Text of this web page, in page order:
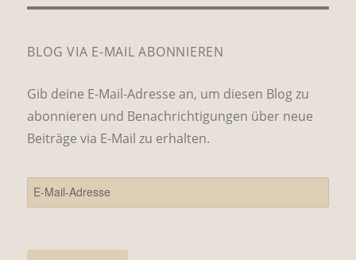
BLOG VIA E-MAIL ABONNIEREN
Gib deine E-Mail-Adresse an, um diesen Blog zu
abonnieren und Benachrichtigungen über neue
Beiträge via E-Mail zu erhalten.
E-
Mail-